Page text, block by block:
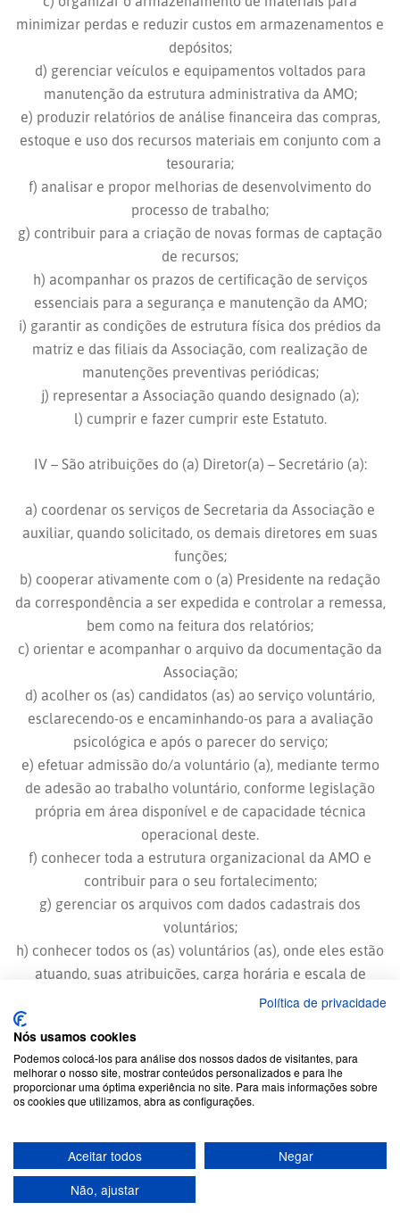
minimizar perdas e reduzir custos em armazenamentos e
depósitos;
d) gerenciar veículos e equipamentos voltados para
manutenção da estrutura administrativa da AMO;
e) produzir relatórios de análise financeira das compras,
estoque e uso dos recursos materiais em conjunto com a
tesouraria;
f) analisar e propor melhorias de desenvolvimento do
processo de trabalho;
g) contribuir para a criação de novas formas de captação
de recursos;
h) acompanhar os prazos de certificação de serviços
essenciais para a segurança e manutenção da AMO;
i) garantir as condições de estrutura física dos prédios da
matriz e das filiais da Associação, com realização de
manutenções preventivas periódicas;
j) representar a Associação quando designado (a);
l) cumprir e fazer cumprir este Estatuto.
IV – São atribuições do (a) Diretor(a) – Secretário (a):
a) coordenar os serviços de Secretaria da Associação e
auxiliar, quando solicitado, os demais diretores em suas
funções;
b) cooperar ativamente com o (a) Presidente na redação
da correspondência a ser expedida e controlar a remessa,
bem como na feitura dos relatórios;
c) orientar e acompanhar o arquivo da documentação da
Associação;
d) acolher os (as) candidatos (as) ao serviço voluntário,
esclarecendo-os e encaminhando-os para a avaliação
psicológica e após o parecer do serviço;
e) efetuar admissão do/a voluntário (a), mediante termo
de adesão ao trabalho voluntário, conforme legislação
própria em área disponível e de capacidade técnica
operacional deste.
f) conhecer toda a estrutura organizacional da AMO e
contribuir para o seu fortalecimento;
g) gerenciar os arquivos com dados cadastrais dos
voluntários;
h) conhecer todos os (as) voluntários (as), onde eles estão
atuando, suas atribuições, carga horária e escala de
j) cumprir e fazer cumprir este Estatuto.
Parágrafo primeiro – Nas atribuições das alíneas a e b do
(a) Diretor (a) – tesoureiro (a), deve-se constar
obrigatoriamente a assinatura do (a) Diretor (a) –
Parágrafo segundo – O (a) diretor (a) – presidente é o (a)
único (a) dirigente habilitado (a) a celebrar parcerias com
a Administração Pública (seja termo de fomento, termo de
Política de privacidade
Nós usamos cookies
Podemos colocá-los para análise dos nossos dados de visitantes, para
melhorar o nosso site, mostrar conteúdos personalizados e para lhe
proporcionar uma óptima experiência no site. Para mais informações sobre
os cookies que utilizamos, abra as configurações.
Aceitar todos
Negar
Não, ajustar